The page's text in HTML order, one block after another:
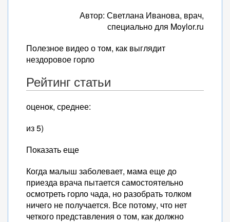
Автор: Светлана Иванова, врач,
специально для Moylor.ru
Полезное видео о том, как выглядит
нездоровое горло
Рейтинг статьи
оценок, среднее:
из 5)
Показать еще
Когда малыш заболевает, мама еще до
приезда врача пытается самостоятельно
осмотреть горло чада, но разобрать толком
ничего не получается. Все потому, что нет
четкого представления о том, как должно